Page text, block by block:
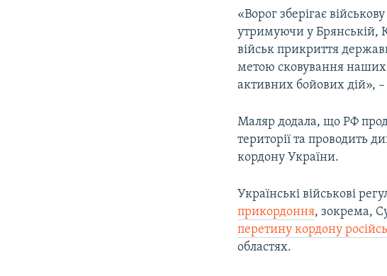
«Ворог зберігає
утримуючи у Брянській,
військ прикриття
метою сковування наших
активних бойових дій»,
Маляр додала, що РФ
території та проводить
кордону України.
Українські військові
прикордоння, зокрема,
перетину кордону
областях.